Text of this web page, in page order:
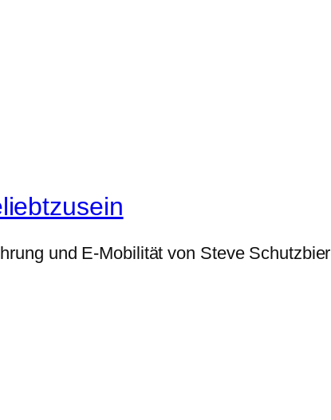
und E-Mobilität von Steve Schutzbier